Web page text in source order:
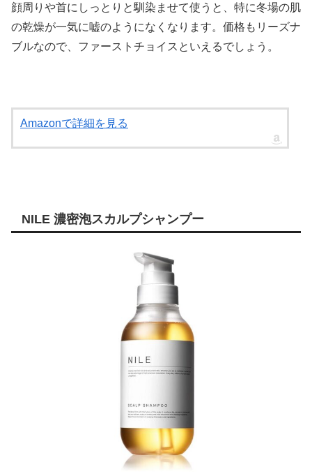
顔周りや首にしっとりと馴染ませて使うと、特に冬場の肌
の乾燥が一気に嘘のようになくなります。価格もリーズナ
ブルなので、ファーストチョイスといえるでしょう。
Amazonで詳細を見る
NILE 濃密泡スカルプシャンプー